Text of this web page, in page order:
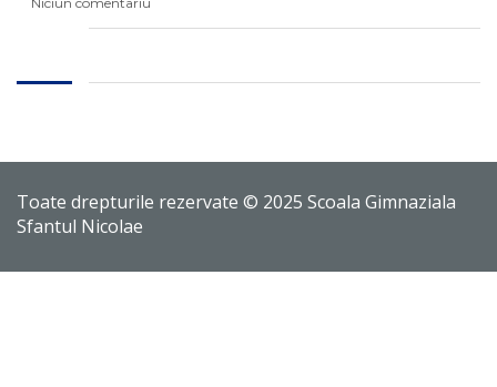
Toate drepturile rezervate © 2025 Scoala Gimnaziala
Sfantul Nicolae